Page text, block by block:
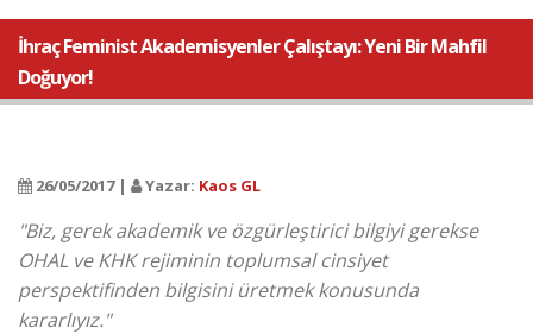
İhraç Feminist Akademisyenler Çalıştayı: Yeni Bir Mahfil
Doğuyor!
26/05/2017 | Yazar: Kaos GL
"Biz, gerek akademik ve özgürleştirici bilgiyi gerekse
OHAL ve KHK rejiminin toplumsal cinsiyet
perspektifinden bilgisini üretmek konusunda
kararlıyız."